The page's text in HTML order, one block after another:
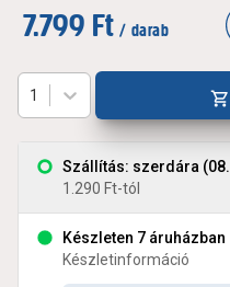
7.799 Ft / darab
Szállítás: szerdára
1.290 Ft-tól
Készleten 7 áruházban
Készletinformáció
1